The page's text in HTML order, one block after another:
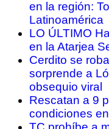
en la región:
Latinoamérica
LO ÚLTIMO
en la Atarjea
Cerdito se
sorprende a
obsequio viral
Rescatan a 9
condiciones